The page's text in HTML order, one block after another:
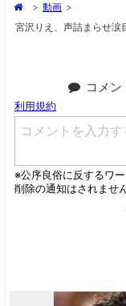
> 動画 >
宮沢りえ、声詰まらせ
コメン